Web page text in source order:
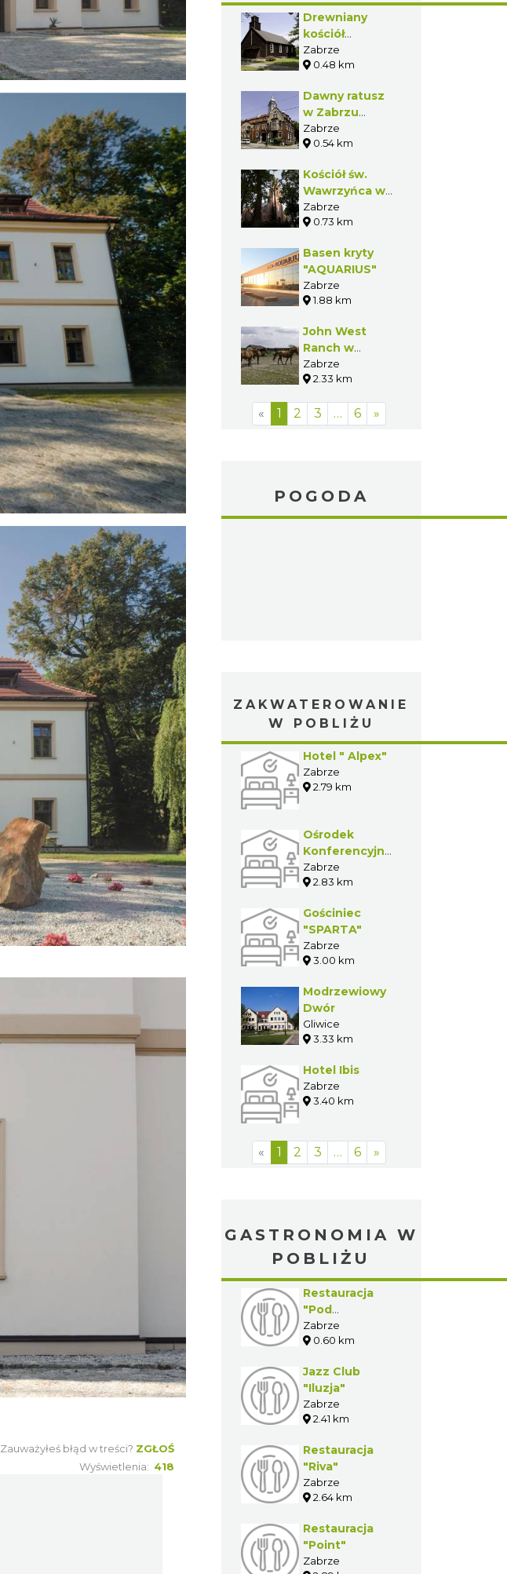
Zauważyłeś błąd w treści? ZGŁOŚ
Wyświetlenia: 418
w lutym 2009 roku
Kamili
Skolimowskiej –
mistrzyni
olimpijskiej w rzucie
roku.
Drewniany
kościół
ewangelicki w
Zabrzu
Zabrze
0.48 km
Dawny ratusz
w Zabrzu
Mikulczycach
Zabrze
0.54 km
Kościół św.
Wawrzyńca w
Zabrzu
Mikulczycach
Zabrze
0.73 km
Basen kryty
"AQUARIUS"
Zabrze
1.88 km
John West
Ranch w
Zabrzu
Zabrze
2.33 km
« 1 2 3 … 6 »
POGODA
ZAKWATEROWANIE
W POBLIŻU
Hotel " Alpex"
Zabrze
2.79 km
Ośrodek
Konferencyjno-
Szkoleniowy
Politechniki
"Innowacja"
Zabrze
2.83 km
Gościniec
"SPARTA"
Zabrze
3.00 km
Modrzewiowy
Dwór
Gliwice
3.33 km
Hotel Ibis
Zabrze
3.40 km
« 1 2 3 … 6 »
GASTRONOMIA W
POBLIŻU
Restauracja
"Pod
Wawrzynem"
Zabrze
0.60 km
Jazz Club
"Iluzja"
Zabrze
2.41 km
Restauracja
"Riva"
Zabrze
2.64 km
Restauracja
"Point"
Zabrze